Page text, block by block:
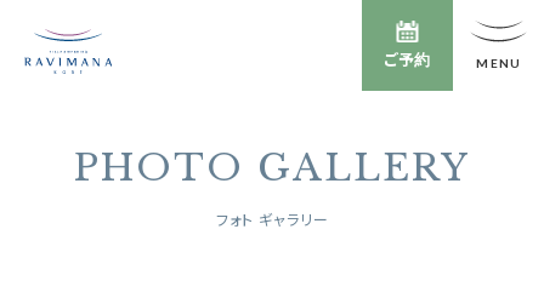
ご予約
PHOTO GALLERY
フォト ギャラリー